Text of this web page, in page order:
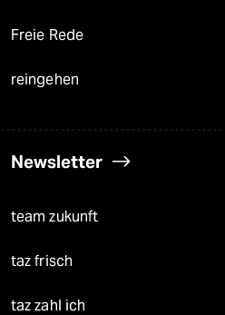
Freie Rede
reingehen
Newsletter
team zukunft
taz frisch
taz zahl ich